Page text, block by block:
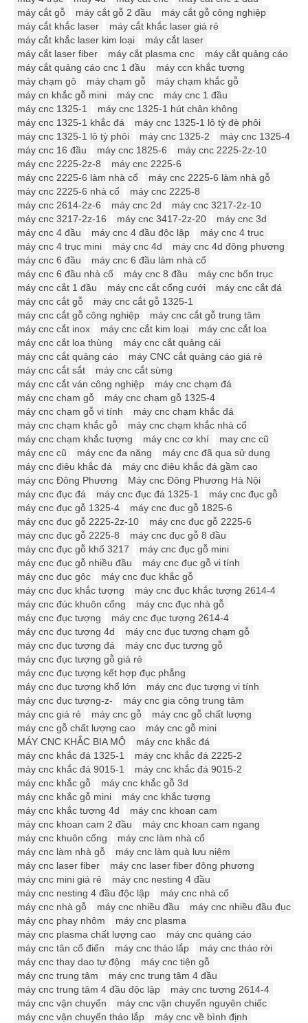
máy cắt gỗ
máy cắt gỗ 2 đầu
máy cắt gỗ công nghiệp
máy cắt khắc laser
máy cắt khắc laser giá rẻ
máy cắt khắc laser kim loại
máy cắt laser
máy cắt laser fiber
máy cắt plasma cnc
máy cắt quảng cáo
máy cắt quảng cáo cnc 1 đầu
máy ccn khắc tượng
máy chạm gô
máy chạm gỗ
máy chạm khắc gỗ
máy cn khắc gỗ mini
máy cnc
máy cnc 1 đầu
máy cnc 1325-1
máy cnc 1325-1 hút chân không
máy cnc 1325-1 khắc đá
máy cnc 1325-1 lô tỳ đè phôi
máy cnc 1325-1 lô tỳ phôi
máy cnc 1325-2
máy cnc 1325-4
máy cnc 16 đầu
máy cnc 1825-6
máy cnc 2225-2z-10
máy cnc 2225-2z-8
máy cnc 2225-6
máy cnc 2225-6 làm nhà cổ
máy cnc 2225-6 làm nhà gỗ
máy cnc 2225-6 nhà cổ
máy cnc 2225-8
máy cnc 2614-2z-6
máy cnc 2d
máy cnc 3217-2z-10
máy cnc 3217-2z-16
máy cnc 3417-2z-20
máy cnc 3d
máy cnc 4 đầu
máy cnc 4 đầu độc lập
máy cnc 4 trục
máy cnc 4 trục mini
máy cnc 4d
máy cnc 4d đông phương
máy cnc 6 đầu
máy cnc 6 đầu làm nhà cổ
máy cnc 6 đầu nhà cổ
máy cnc 8 đầu
máy cnc bốn trục
máy cnc cắt 1 đầu
máy cnc cắt cổng cưới
máy cnc cắt đá
máy cnc cắt gỗ
máy cnc cắt gỗ 1325-1
máy cnc cắt gỗ công nghiệp
máy cnc cắt gỗ trung tâm
máy cnc cắt inox
máy cnc cắt kim loại
máy cnc cắt loa
máy cnc cắt loa thùng
máy cnc cắt quảng cái
máy cnc cắt quảng cáo
máy CNC cắt quảng cáo giá rẻ
máy cnc cắt sắt
máy cnc cắt sừng
máy cnc cắt ván công nghiệp
máy cnc chạm đá
máy cnc chạm gỗ
máy cnc chạm gỗ 1325-4
máy cnc chạm gỗ vi tính
máy cnc chạm khắc đá
máy cnc chạm khắc gỗ
máy cnc chạm khắc nhà cổ
máy cnc chạm khắc tượng
máy cnc cơ khí
may cnc cũ
máy cnc cũ
máy cnc đa năng
máy cnc đã qua sử dụng
máy cnc điêu khắc đá
máy cnc điêu khắc đá gầm cao
máy cnc Đông Phương
Máy cnc Đông Phương Hà Nội
máy cnc đục đá
máy cnc đục đá 1325-1
máy cnc đục gỗ
máy cnc đục gỗ 1325-4
máy cnc đục gỗ 1825-6
máy cnc đục gỗ 2225-2z-10
máy cnc đục gỗ 2225-6
máy cnc đục gỗ 2225-8
máy cnc đục gỗ 8 đầu
máy cnc đục gỗ khổ 3217
máy cnc đục gỗ mini
máy cnc đục gỗ nhiều đầu
máy cnc đục gỗ vi tính
máy cnc đục gôc
máy cnc đục khắc gỗ
máy cnc đục khắc tượng
máy cnc đục khắc tượng 2614-4
máy cnc đúc khuôn cổng
máy cnc đục nhà gỗ
máy cnc đục tượng
máy cnc đục tượng 2614-4
máy cnc đục tượng 4d
máy cnc đục tượng chạm gỗ
máy cnc đục tượng đá
máy cnc đục tượng gỗ
máy cnc đục tượng gỗ giá rẻ
máy cnc đục tượng kết hợp đục phẳng
máy cnc đục tượng khổ lớn
máy cnc đục tượng vi tính
máy cnc đục tượng-z-
máy cnc gia công trung tâm
máy cnc giá rẻ
máy cnc gỗ
máy cnc gỗ chất lượng
máy cnc gỗ chất lượng cao
máy cnc gỗ mini
MÁY CNC KHẮC BIA MỘ
máy cnc khắc đá
máy cnc khắc đá 1325-1
máy cnc khắc đá 2225-2
máy cnc khắc đá 9015-1
máy cnc khắc đá 9015-2
máy cnc khắc gỗ
máy cnc khắc gỗ 3d
máy cnc khắc gỗ mini
máy cnc khắc tượng
máy cnc khắc tượng 4d
máy cnc khoan cam
máy cnc khoan cam 2 đầu
máy cnc khoan cam ngang
máy cnc khuôn cổng
máy cnc làm nhà cổ
máy cnc làm nhà gỗ
máy cnc làm quà lưu niệm
máy cnc laser fiber
máy cnc laser fiber đông phương
máy cnc mini giá rẻ
máy cnc nesting 4 đầu
máy cnc nesting 4 đầu độc lập
máy cnc nhà cổ
máy cnc nhà gỗ
máy cnc nhiều đầu
máy cnc nhiều đầu đục
máy cnc phay nhôm
máy cnc plasma
máy cnc plasma chất lượng cao
máy cnc quảng cáo
máy cnc tân cổ điển
máy cnc tháo lắp
máy cnc tháo rời
máy cnc thay dao tự động
máy cnc tiện gỗ
máy cnc trung tâm
máy cnc trung tâm 4 đầu
máy cnc trung tâm 4 đầu độc lập
máy cnc tượng 2614-4
máy cnc vận chuyển
máy cnc vận chuyển nguyên chiếc
máy cnc vận chuyển tháo lắp
máy cnc về bình định